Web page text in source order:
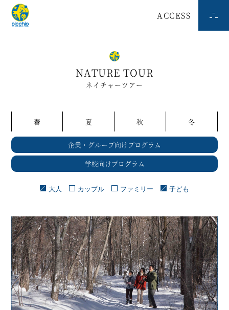
ACCESS
NATURE TOUR
ネイチャーツアー
春 夏 秋 冬
企業・グループ向けプログラム
学校向けプログラム
大人 カップル ファミリー 子ども